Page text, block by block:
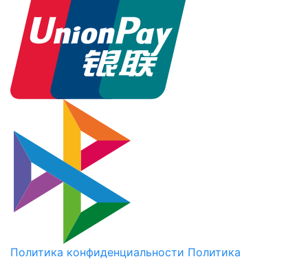
Политика конфиденциальности Политика